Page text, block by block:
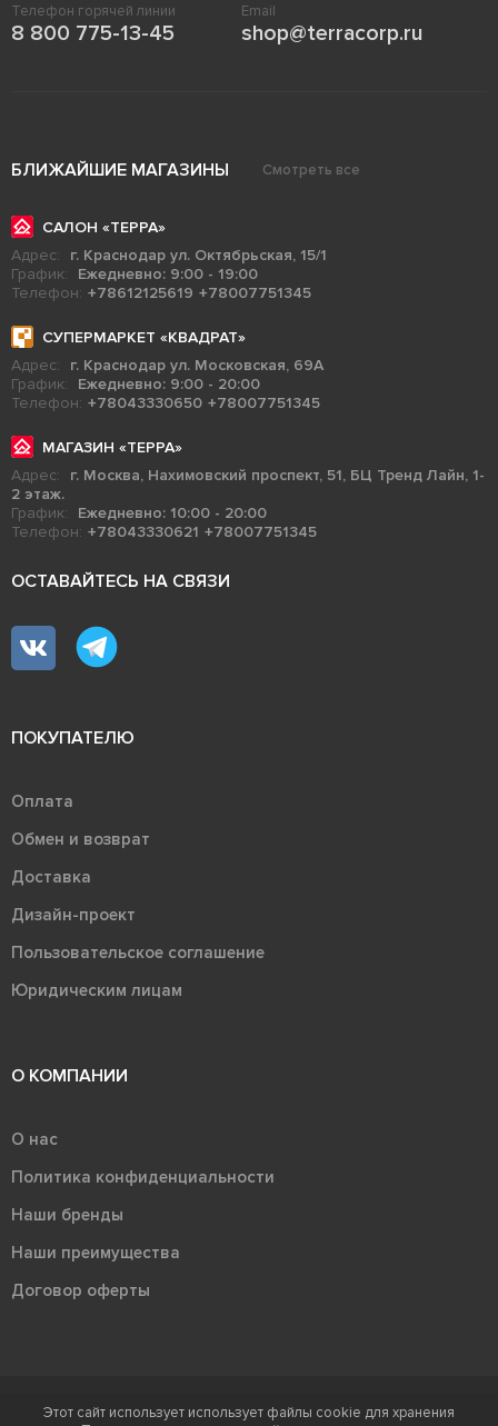
Телефон горячей линии
8 800 775-13-45
Email
shop@terracorp.ru
БЛИЖАЙШИЕ МАГАЗИНЫ Смотреть все
САЛОН «ТЕРРА»
Адрес:
г. Краснодар ул. Октябрьская, 15/1
График:
Ежедневно: 9:00 - 19:00
Телефон: +78612125619 +78007751345
СУПЕРМАРКЕТ «КВАДРАТ»
Адрес:
г. Краснодар ул. Московская, 69А
График:
Ежедневно: 9:00 - 20:00
Телефон: +78043330650 +78007751345
МАГАЗИН «ТЕРРА»
Адрес:
г. Москва, Нахимовский проспект, 51, БЦ Тренд Лайн, 1-
2 этаж.
График:
Ежедневно: 10:00 - 20:00
Телефон: +78043330621 +78007751345
ОСТАВАЙТЕСЬ НА СВЯЗИ
ПОКУПАТЕЛЮ
Оплата
Обмен и возврат
Доставка
Дизайн-проект
Пользовательское соглашение
Юридическим лицам
О КОМПАНИИ
О нас
Политика конфиденциальности
Наши бренды
Наши преимущества
Договор оферты
Терра - территория керамики 2026
Этот сайт использует использует файлы cookie для хранения